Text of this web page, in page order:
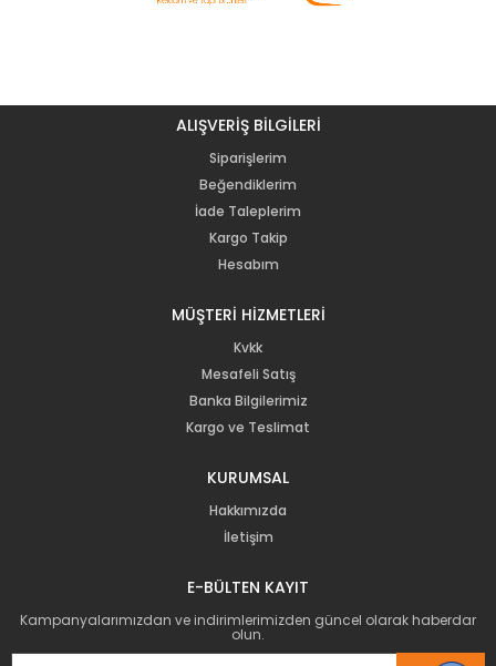
ALIŞVERİŞ BİLGİLERİ
Siparişlerim
Beğendiklerim
İade Taleplerim
Kargo Takip
Hesabım
MÜŞTERİ HİZMETLERİ
Kvkk
Mesafeli Satış
Banka Bilgilerimiz
Kargo ve Teslimat
KURUMSAL
Hakkımızda
İletişim
E-BÜLTEN KAYIT
Kampanyalarımızdan ve indirimlerimizden güncel olarak haberdar
olun.